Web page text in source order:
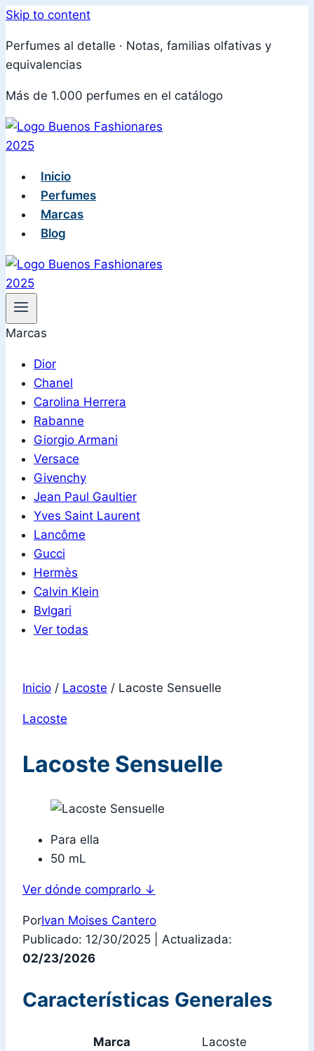
Skip to content
Perfumes al detalle · Notas, familias olfativas y
equivalencias
Más de 1.000 perfumes en el catálogo
Inicio
Perfumes
Marcas
Blog
Marcas
Dior
Chanel
Carolina Herrera
Rabanne
Giorgio Armani
Versace
Givenchy
Jean Paul Gaultier
Yves Saint Laurent
Lancôme
Gucci
Hermès
Calvin Klein
Bvlgari
Ver todas
Inicio / Lacoste / Lacoste Sensuelle
Lacoste
Lacoste Sensuelle
Para ella
50 mL
Ver dónde comprarlo ↓
PorIvan Moises Cantero
Publicado: 12/30/2025
Actualizada:
02/23/2026
Características Generales
Marca
Lacoste